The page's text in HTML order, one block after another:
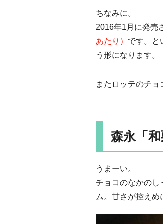
ちなみに。
2016年1月に発売
あたり） です。と
う形になります。
またロッテのチョ
森永「
うまーい。
チョコのなかのし
ム。甘さが控えめ